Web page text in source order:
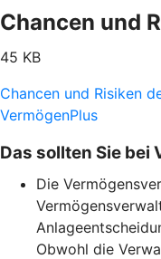
Chancen und
45 KB
Chancen und Risiken
VermögenPlus
Das sollten Sie bei
Die
Obwohl die